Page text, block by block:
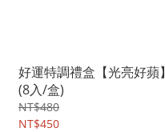
好運特調禮盒【光亮好蘋】
(8入/盒)
NT$480
NT$450